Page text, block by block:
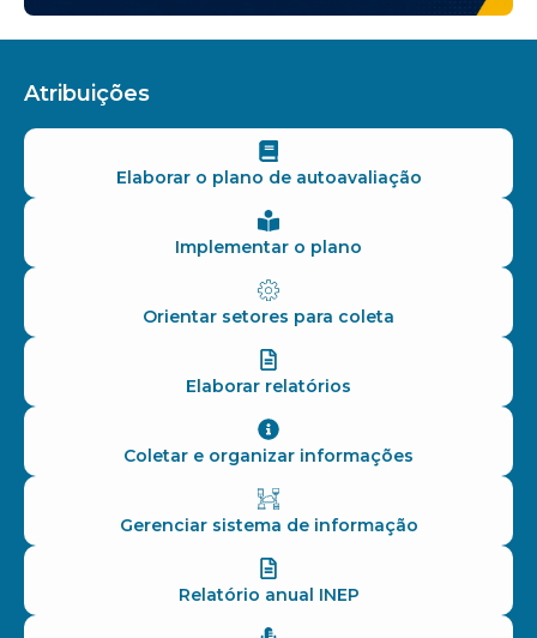
Atribuições
Elaborar o plano de autoavaliação
Implementar o plano
Orientar setores para coleta
Elaborar relatórios
Coletar e organizar informações
Gerenciar sistema de informação
Relatório anual INEP